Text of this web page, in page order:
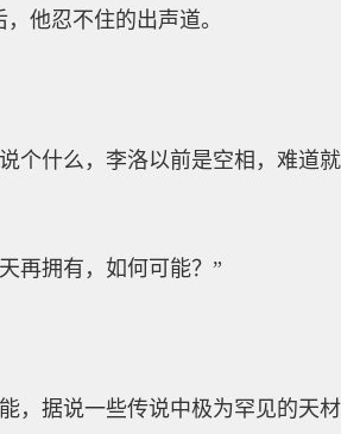
他忍不住的出声道。
个什么，李洛以前是空相，难道就
再拥有，如何可能？”
，据说一些传说中极为罕见的天材